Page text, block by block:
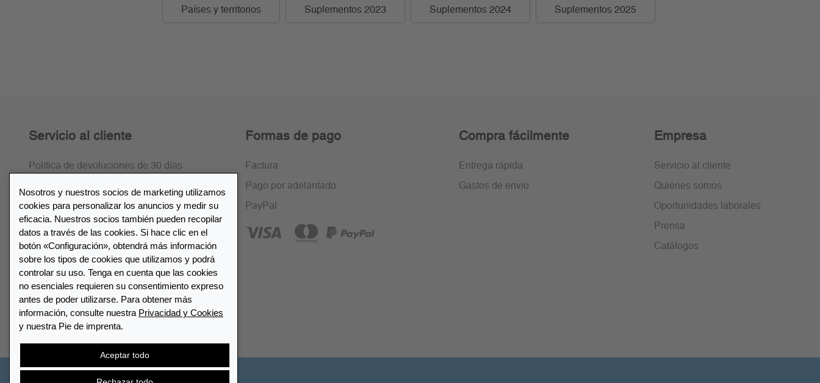
Países y territorios Suplementos 2023 Suplementos 2024 Suplementos 2025
Servicio al cliente
Política de devoluciones de 30 días
Preguntas frecuentes
Formas de pago
Factura
Pago por adelantado
PayPal
Compra fácilmente
Entrega rápida
Gastos de envío
Empresa
Servicio al cliente
Quiénes somos
Oportunidades laborales
Prensa
Catálogos
Lista de distribuidores
Encuentre su distribuidor más
cercano LEUCHTTURM
Nosotros y nuestros socios de marketing utilizamos
cookies para personalizar los anuncios y medir su
eficacia. Nuestros socios también pueden recopilar
datos a través de las cookies. Si hace clic en el
botón «Configuración», obtendrá más información
sobre los tipos de cookies que utilizamos y podrá
controlar su uso. Tenga en cuenta que las cookies
no esenciales requieren su consentimiento expreso
antes de poder utilizarse. Para obtener más
información, consulte nuestra Privacidad y Cookies
y nuestra Pie de imprenta.
Aceptar todo